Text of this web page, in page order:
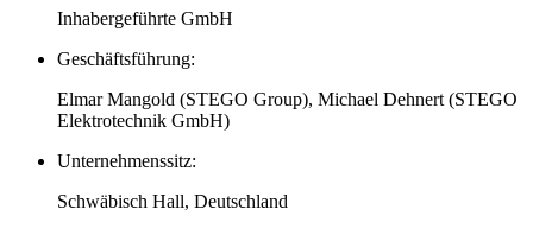
Inhabergeführte GmbH
Geschäftsführung:
Elmar Mangold (STEGO Group), Michael Dehnert (STEGO
Elektrotechnik GmbH)
Unternehmenssitz:
Schwäbisch Hall, Deutschland